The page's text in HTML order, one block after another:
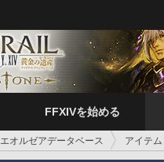
FFXIVを始める
エオルゼアデータベース アイテム